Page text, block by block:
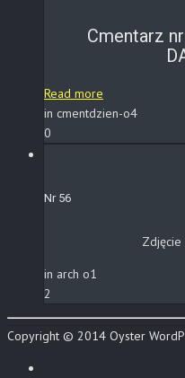
Cmentarz
Read more
in cmentdzien-o4
0
Nr 56
Zdjęcie
in arch o1
2
Copyright © 2014 Oyster